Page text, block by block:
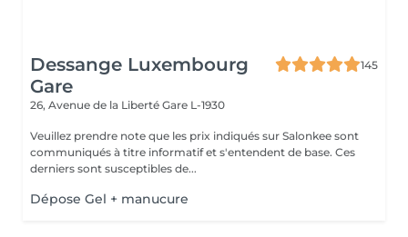
Dessange Luxembourg
Gare
145
26, Avenue de la Liberté Gare L-1930
Veuillez prendre note que les prix indiqués sur Salonkee sont
communiqués à titre informatif et s'entendent de base. Ces
derniers sont susceptibles de...
Dépose Gel + manucure